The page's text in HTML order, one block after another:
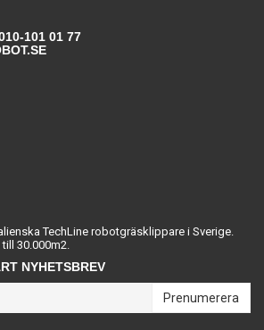
101 01 77
TechLine robotgräsklippare i Sverige.
30.000m2.
NYHETSBREV
Prenumerera